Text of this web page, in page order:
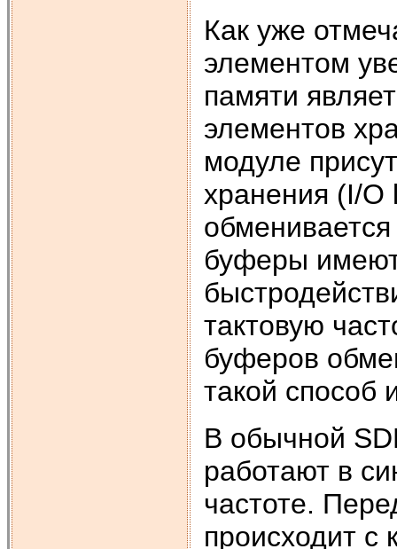
Как уже
элементом
памяти
элементов
модуле
хранения (I/О
буферы
тактовую
буферов
такой способ
В обычной
работают в
частоте.
происходит